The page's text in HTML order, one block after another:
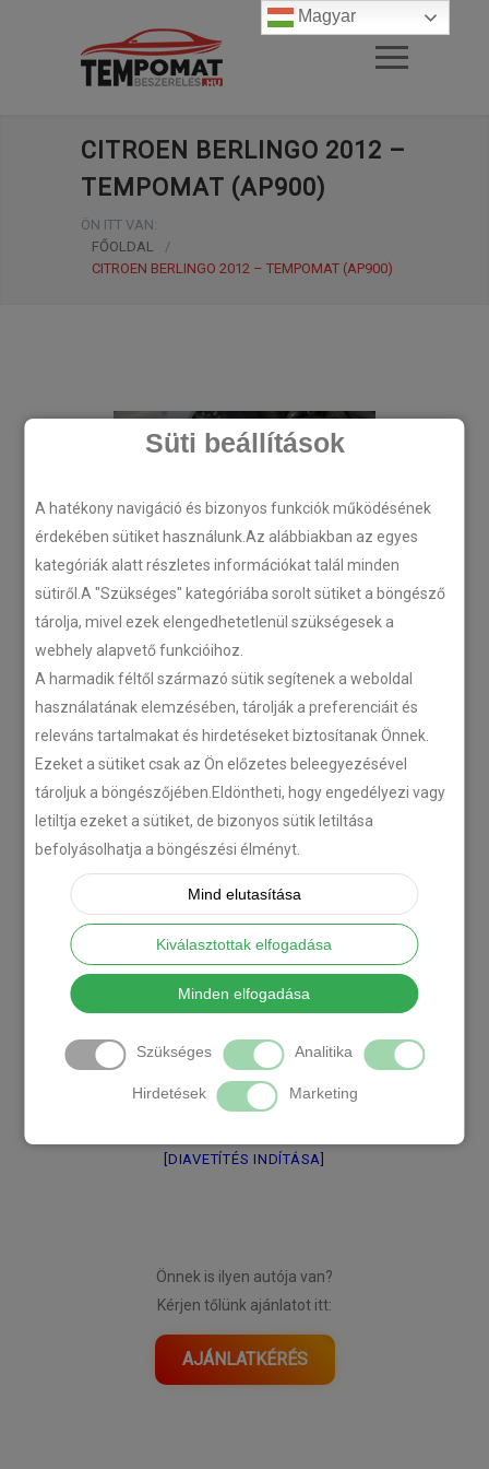
Süti beállítások
A hatékony navigáció és bizonyos funkciók működésének
érdekében sütiket használunk.Az alábbiakban az egyes
kategóriák alatt részletes információkat talál minden
sütiről.A "Szükséges" kategóriába sorolt sütiket a böngésző
tárolja, mivel ezek elengedhetetlenül szükségesek a
webhely alapvető funkcióihoz.
A harmadik féltől származó sütik segítenek a weboldal
használatának elemzésében, tárolják a preferenciáit és
releváns tartalmakat és hirdetéseket biztosítanak Önnek.
Ezeket a sütiket csak az Ön előzetes beleegyezésével
tároljuk a böngészőjében.Eldöntheti, hogy engedélyezi vagy
letiltja ezeket a sütiket, de bizonyos sütik letiltása
befolyásolhatja a böngészési élményt.
Mind elutasítása
Kiválasztottak elfogadása
Minden elfogadása
Szükséges Analitika
Hirdetések Marketing
CITROEN BERLINGO 2012 –
TEMPOMAT (AP900)
ÖN ITT VAN:
FŐOLDAL
/
CITROEN BERLINGO 2012 – TEMPOMAT (AP900)
[DIAVETÍTÉS INDÍTÁSA]
Önnek is ilyen autója van?
Kérjen tőlünk ajánlatot itt:
AJÁNLATKÉRÉS
Magyar